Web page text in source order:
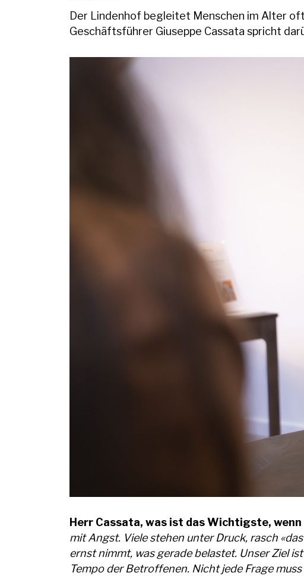
Der Lindenhof begleitet Menschen im Alter
Geschäftsführer Giuseppe Cassata spricht
Herr Cassata, was ist das Wichtigste, wenn
mit Angst. Viele stehen unter Druck, rasch
ernst nimmt, was gerade belastet. Unser Ziel
Tempo der Betroffenen. Nicht jede Frage